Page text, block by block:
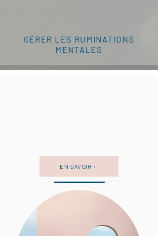
GÉRER LES RUMINATIONS
MENTALES
EN SAVOIR +